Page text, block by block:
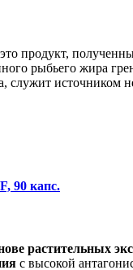
продукт,
рыбьего жира
служит источником
90 капс.
растительных
с высокой